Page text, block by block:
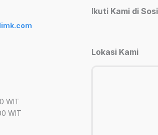
WIT
WIT
Ikuti Kami di
Lokasi Kami